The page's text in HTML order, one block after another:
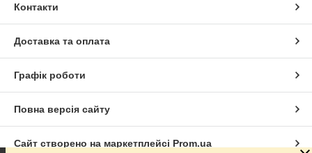
Контакти
Доставка та оплата
Графік роботи
Повна версія сайту
Сайт створено на маркетплейсі Prom.ua